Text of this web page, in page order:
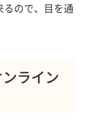
ので、目を通
ライン